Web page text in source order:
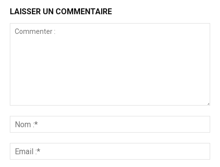
LAISSER UN COMMENTAIRE